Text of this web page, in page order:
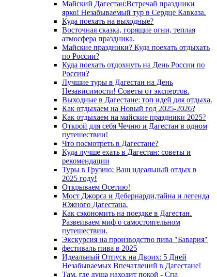
Майский Дагестан:Встречай праздники
ярко! Незабываемый тур в Сердце Кавказа.
Куда поехать на выходные?
Восточная сказка, горящие огни, теплая
атмосфера праздника.
Майские праздники? Куда поехать отдыхать
по России?
Куда поехать отдохнуть на День России по
России?
Лучшие туры в Дагестан на День
Независимости! Советы от экспертов.
Выходные в Дагестане: топ идей для отдыха.
Как отдыхаем на Новый год 2025-2026?
Как отдыхаем на майские праздники 2025?
Открой для себя Чечню и Дагестан в одном
путешествии!
Что посмотреть в Дагестане?
Куда лучше ехать в Дагестан: советы и
рекомендации
Туры в Грузию: Ваш идеальный отдых в
2025 году!
Открываем Осетию!
Мост Джорса и Дебернарди,тайна и легенда
Южного Дагестана.
Как сэкономить на поездке в Дагестан.
Развеиваем миф о самостоятельном
путешествии.
Экскурсия на производство пива "Бавария"
фестиваль пива в 2025
Идеальный Отпуск на Двоих: 5 Дней
Незабываемых Впечатлений в Дагестане!
Там, где душа находит покой - Спа